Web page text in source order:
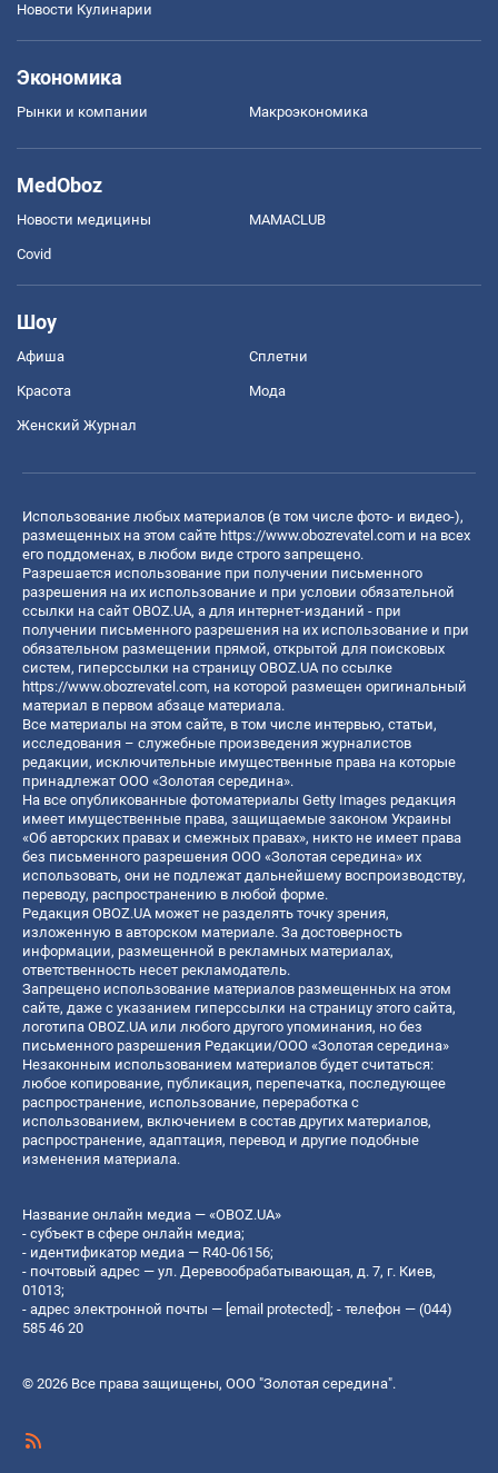
Новости Кулинарии
Экономика
Рынки и компании Mакроэкономика
MedOboz
Новости медицины MAMACLUB
Covid
Шоу
Афиша Сплетни
Красота Мода
Женский Журнал
Использование любых материалов (в том числе фото- и видео-),
размещенных на этом сайте https://www.obozrevatel.com и на всех
его поддоменах, в любом виде строго запрещено.
Разрешается использование при получении письменного
разрешения на их использование и при условии обязательной
ссылки на сайт OBOZ.UA, а для интернет-изданий - при
получении письменного разрешения на их использование и при
обязательном размещении прямой, открытой для поисковых
систем, гиперссылки на страницу OBOZ.UA по ссылке
https://www.obozrevatel.com, на которой размещен оригинальный
материал в первом абзаце материала.
Все материалы на этом сайте, в том числе интервью, статьи,
исследования – служебные произведения журналистов
редакции, исключительные имущественные права на которые
принадлежат ООО «Золотая середина».
На все опубликованные фотоматериалы Getty Images редакция
имеет имущественные права, защищаемые законом Украины
«Об авторских правах и смежных правах», никто не имеет права
без письменного разрешения ООО «Золотая середина» их
использовать, они не подлежат дальнейшему воспроизводству,
переводу, распространению в любой форме.
Редакция OBOZ.UA может не разделять точку зрения,
изложенную в авторском материале. За достоверность
информации, размещенной в рекламных материалах,
ответственность несет рекламодатель.
Запрещено использование материалов размещенных на этом
сайте, даже с указанием гиперссылки на страницу этого сайта,
логотипа OBOZ.UA или любого другого упоминания, но без
письменного разрешения Редакции/ООО «Золотая середина»
Незаконным использованием материалов будет считаться:
любое копирование, публикация, перепечатка, последующее
распространение, использование, переработка с
использованием, включением в состав других материалов,
распространение, адаптация, перевод и другие подобные
изменения материала.
Название онлайн медиа — «OBOZ.UA»
- субъект в сфере онлайн медиа;
- идентификатор медиа — R40-06156;
- почтовый адрес — ул. Деревообрабатывающая, д. 7, г. Киев,
01013;
- адрес электронной почты — [email protected] ; - телефон — (044)
585 46 20
© 2026 Все права защищены, ООО "Золотая середина".